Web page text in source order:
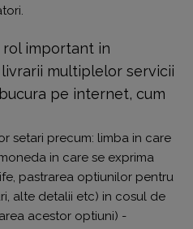
rol important in
multiplelor servicii
pe internet, cum
setari precum: limba in care
in care se exprima
pastrarea optiunilor pentru
alte detalii etc) in cosul de
acestor optiuni) -